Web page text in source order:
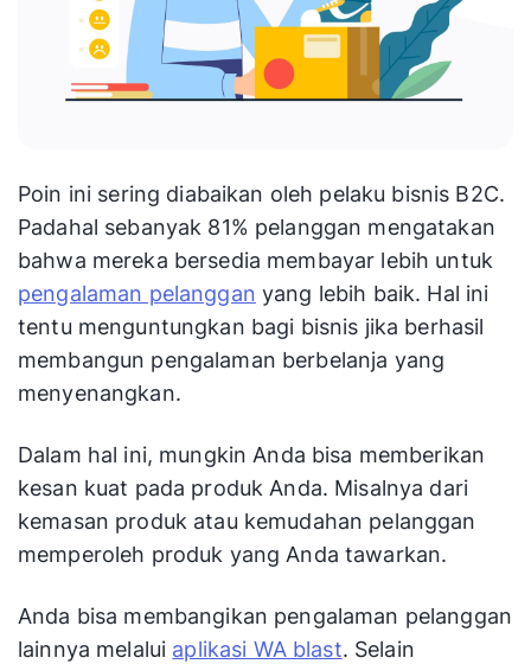
Poin ini sering diabaikan oleh pelaku bisnis B2C.
Padahal sebanyak 81% pelanggan mengatakan
bahwa mereka bersedia membayar lebih untuk
pengalaman pelanggan yang lebih baik. Hal ini
tentu menguntungkan bagi bisnis jika berhasil
membangun pengalaman berbelanja yang
menyenangkan.
Dalam hal ini, mungkin Anda bisa memberikan
kesan kuat pada produk Anda. Misalnya dari
kemasan produk atau kemudahan pelanggan
memperoleh produk yang Anda tawarkan.
Anda bisa membangikan pengalaman pelanggan
lainnya melalui aplikasi WA blast. Selain